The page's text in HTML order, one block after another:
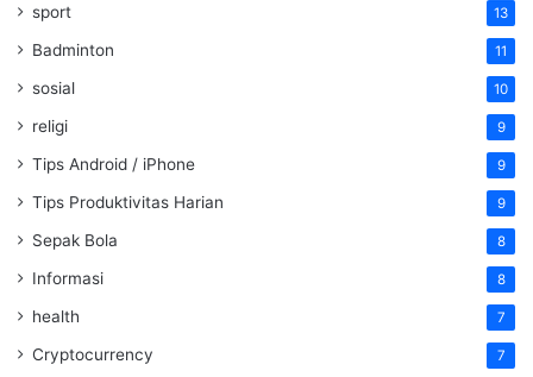
sport 13
Badminton 11
sosial 10
religi 9
Tips Android / iPhone 9
Tips Produktivitas Harian 9
Sepak Bola 8
Informasi 8
health 7
Cryptocurrency 7